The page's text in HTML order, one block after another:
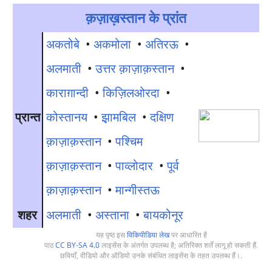
क़ज़ाख़स्तान के प्रांत
प्रान्त
अकतोबे • अकमोला • अतिर​ऊ•
अलमाती •उत्तर क़ाज़ाक़स्तान•
काराग़ान्दी •किज़िलओरदा •
कोस्तानय​•झ़ामबिल​•दक्षिण
क़ाज़ाक़स्तान•पश्चिम
क़ाज़ाक़स्तान•पाव्लोदार •पूर्व
क़ाज़ाक़स्तान•मान्गीस्त​ऊ
शहर अलमाती • अस्ताना •बायकोनूर
यह पृष्ठ इसविकिपीडिया लेखपर आधारित है
पाठCC BY-SA 4.0लाइसेंस के अंतर्गत उपलब्ध है; अतिरिक्त शर्तें लागू हो सकती हैं.
छवियाँ, वीडियो और ऑडियो उनके संबंधित लाइसेंस के तहत उपलब्ध हैं।.